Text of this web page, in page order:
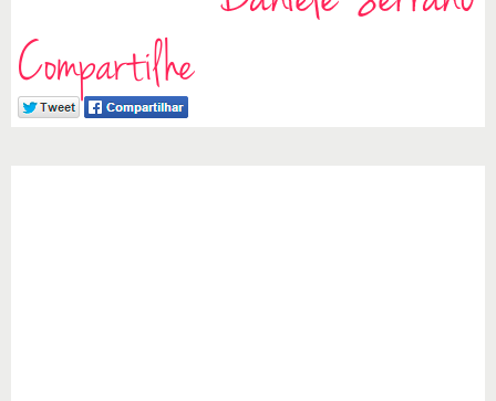
Compartilhe